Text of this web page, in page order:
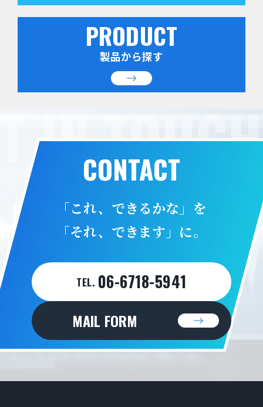
PRODUCT
製品から探す
INCONTACT
「これ、できるかな」を
「それ、できます」に。
TEL. 06-6718-5941
MAIL FORM